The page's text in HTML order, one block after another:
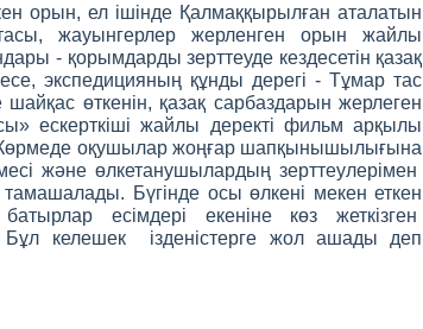
орын, ел ішінде Қалмаққырылған аталатын
жауынгерлер жерленген орын жайлы
- қорымдарды зерттеуде кездесетін қазақ
экспедицияның құнды дерегі - Тұмар тас
өткенін, қазақ сарбаздарын жерлеген
ескерткіші жайлы деректі фильм арқылы
оқушылар жоңғар шапқынышылығына
және өлкетанушылардың зерттеулерімен
Бүгінде осы өлкені мекен еткен
есімдері екеніне көз жеткізген
Бұл келешек ізденістерге жол ашады деп